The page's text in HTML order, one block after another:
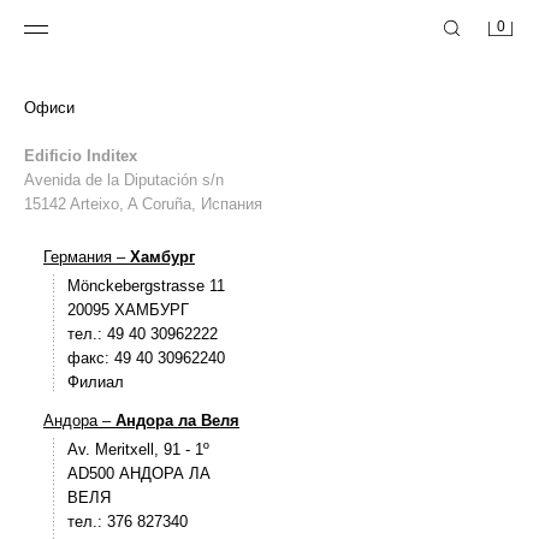
0
Офиси
Edificio Inditex
Avenida de la Diputación s/n
15142 Arteixo, A Coruña, Испания
Германия – Хамбург
Mönckebergstrasse 11
20095 ХАМБУРГ
тел.: 49 40 30962222
факс: 49 40 30962240
Филиал
Андора – Андора ла Веля
Av. Meritxell, 91 - 1º
AD500 АНДОРА ЛА
ВЕЛЯ
тел.: 376 827340